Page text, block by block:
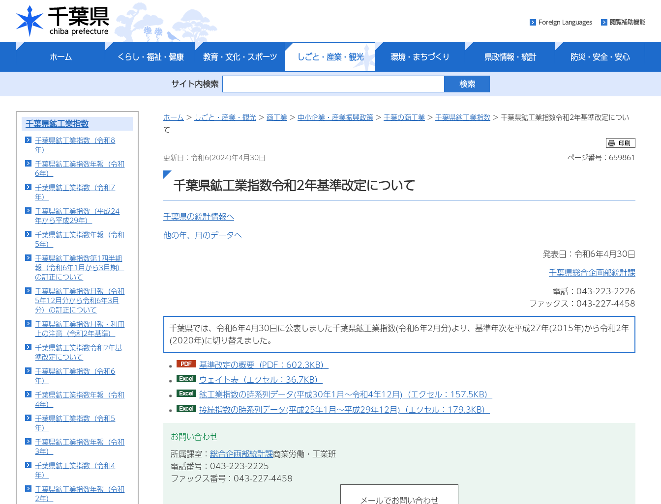
千葉県
Foreign Languages 閲覧補助機能
ホーム くらし・福祉・健康 教育・文化・スポーツ しごと・産業・観光 環境・まちづくり 県政情報・統計 防災・安全・安心
サイト内検索
千葉県鉱工業指数
千葉県鉱工業指数（令和8
年）
千葉県鉱工業指数年報（令和
6年）
千葉県鉱工業指数（令和7
年）
千葉県鉱工業指数（平成24
年から平成29年）
千葉県鉱工業指数年報（令和
5年）
千葉県鉱工業指数第1四半期
報（令和6年1月から3月期）
の訂正について
千葉県鉱工業指数月報（令和
5年12月分から令和6年3月
分）の訂正について
千葉県鉱工業指数月報・利用
上の注意（令和2年基準）
千葉県鉱工業指数令和2年基
準改定について
千葉県鉱工業指数（令和6
年）
千葉県鉱工業指数年報（令和
4年）
千葉県鉱工業指数（令和5
年）
千葉県鉱工業指数年報（令和
3年）
千葉県鉱工業指数（令和4
年）
千葉県鉱工業指数年報（令和
2年）
ホーム > しごと・産業・観光 > 商工業 > 中小企業・産業振興政策 > 千葉の商工業 > 千葉県鉱工業指数 > 千葉県鉱工業指数令和2年基準改定につい
て
更新日：令和6(2024)年4月30日 ページ番号：659861
千葉県鉱工業指数令和2年基準改定について
千葉県の統計情報へ
他の年、月のデータへ
発表日：令和6年4月30日
千葉県総合企画部統計課
電話：043-223-2226
ファックス：043-227-4458
千葉県では、令和6年4月30日に公表しました千葉県鉱工業指数(令和6年2月分)より、基準年次を平成27年(2015年)から令和2年
(2020年)に切り替えました。
基準改定の概要（PDF：602.3KB）
ウェイト表（エクセル：36.7KB）
鉱工業指数の時系列データ(平成30年1月～令和4年12月)（エクセル：157.5KB）
接続指数の時系列データ(平成25年1月～平成29年12月)（エクセル：179.3KB）
お問い合わせ
所属課室： 総合企画部統計課商業労働・工業班
電話番号：043-223-2225
ファックス番号：043-227-4458